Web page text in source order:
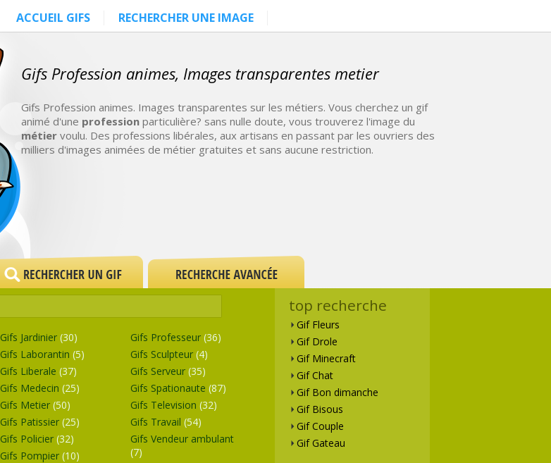
ACCUEIL GIFS RECHERCHER UNE IMAGE
Gifs Profession animes, Images transparentes metier
Gifs Profession animes. Images transparentes sur les métiers. Vous cherchez un gif
animé d'une profession particulière? sans nulle doute, vous trouverez l'image du
métier voulu. Des professions libérales, aux artisans en passant par les ouvriers des
milliers d'images animées de métier gratuites et sans aucune restriction.
Gifs Jardinier (30)
Gifs Laborantin (5)
Gifs Liberale (37)
Gifs Medecin (25)
Gifs Metier (50)
Gifs Patissier (25)
Gifs Policier (32)
Gifs Pompier (10)
Gifs Professeur (36)
Gifs Sculpteur (4)
Gifs Serveur (35)
Gifs Spationaute (87)
Gifs Television (32)
Gifs Travail (54)
Gifs Vendeur ambulant
(7)
top recherche
Gif Fleurs
Gif Drole
Gif Minecraft
Gif Chat
Gif Bon dimanche
Gif Bisous
Gif Couple
Gif Gateau